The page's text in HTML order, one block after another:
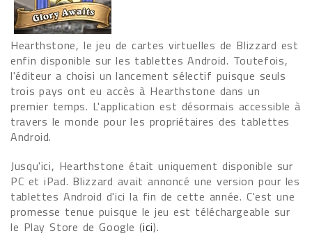
Hearthstone, le jeu de cartes virtuelles de Blizzard est
enfin disponible sur les tablettes Android. Toutefois,
l'éditeur a choisi un lancement sélectif puisque seuls
trois pays ont eu accès à Hearthstone dans un
premier temps. L'application est désormais accessible à
travers le monde pour les propriétaires des tablettes
Android.
Jusqu'ici, Hearthstone était uniquement disponible sur
PC et iPad. Blizzard avait annoncé une version pour les
tablettes Android d'ici la fin de cette année. C'est une
promesse tenue puisque le jeu est téléchargeable sur
le Play Store de Google (ici).